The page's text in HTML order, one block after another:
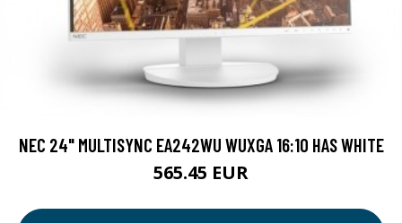
NEC 24" MULTISYNC EA242WU WUXGA 16:10 HAS WHITE
565.45 EUR